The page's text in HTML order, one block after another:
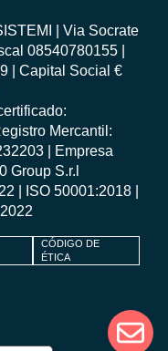
| Via Socrate
08540780155 |
| Capital Social €
Mercantil:
| Empresa
Group S.r.l
ISO 50001:2018
CÓDIGO DE
ÉTICA